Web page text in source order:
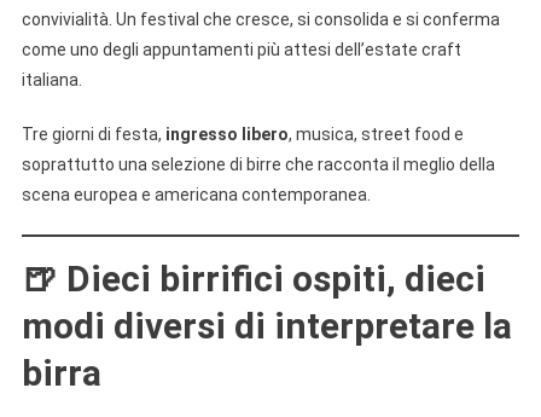
convivialità. Un festival che cresce, si consolida e si conferma
come uno degli appuntamenti più attesi dell’estate craft
italiana.
Tre giorni di festa, ingresso libero, musica, street food e
soprattutto una selezione di birre che racconta il meglio della
scena europea e americana contemporanea.
🍺 Dieci birrifici ospiti, dieci
modi diversi di interpretare la
birra